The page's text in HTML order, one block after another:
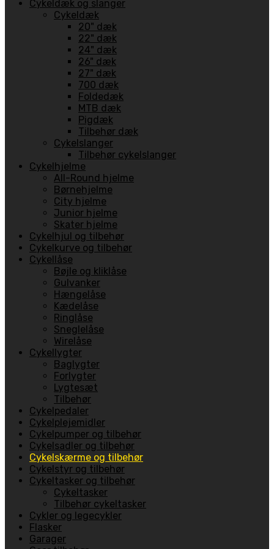
Cykeldæk og slanger
Cykeldæk
20" dæk
22" dæk
24" dæk
26" dæk
27" dæk
700 dæk
Foldedæk
MTB dæk
Pigdæk
Tilbehør dæk
Cykelslanger
Tilbehør cykelslanger
Cykelhjelme
All-Round hjelme
Børnehjelme
City hjelme
Junior hjelme
Skater hjelme
Cykelhjul og tilbehør
Cykelkurve og tilbehør
Cykellåse
Bøjle og kliklåse
Gulvanker
Hængelåse
Kædelåse
Ringlåse
Sneglelåse
Wirelåse
Cykellygter
Baglygter
Forlygter
Lygtesæt
Tilbehør
Cykelpedaler
Cykelplejemidler
Cykelpumper og tilbehør
Cykelsadler og tilbehør
Cykelskærme og tilbehør
Cykelstyr og tilbehør
Cykeltasker og tilbehør
Cykeltasker
Tilbehør cykeltasker
Cykler og legecykler
Flasker
Garager